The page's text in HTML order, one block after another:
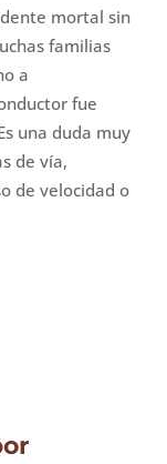
mortal sin
familias
a
fue
una duda muy
de vía,
de velocidad o